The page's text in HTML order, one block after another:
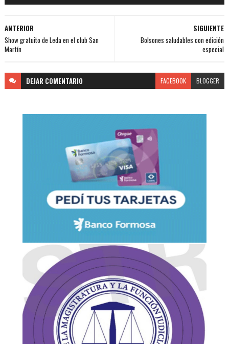
SIGUIENTE
Bolsones saludables con edición
especial
ANTERIOR
Show gratuito de Leda en el club San
Martín
DEJAR COMENTARIO FACEBOOK BLOGGER